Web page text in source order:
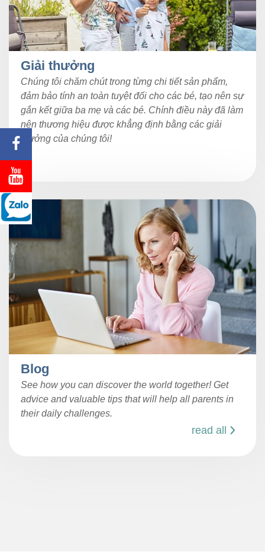
Giải thưởng
Chúng tôi chăm chút trong từng chi tiết sản phẩm,
đảm bảo tính an toàn tuyệt đối cho các bé, tạo nên sự
gắn kết giữa ba mẹ và các bé. Chính điều này đã làm
nên thương hiệu được khẳng định bằng các giải
thưởng của chúng tôi!
Blog
read all
See how you can discover the world together! Get
advice and valuable tips that will help all parents in
their daily challenges.